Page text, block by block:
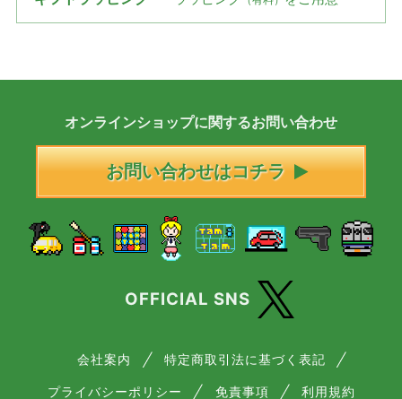
オンラインショップに関するお問い合わせ
お問い合わせはコチラ
OFFICIAL SNS
会社案内 特定商取引法に基づく表記
プライバシーポリシー 免責事項 利用規約